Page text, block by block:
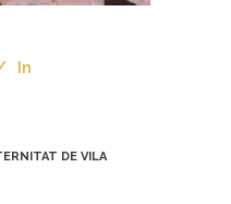
In
DE VILA